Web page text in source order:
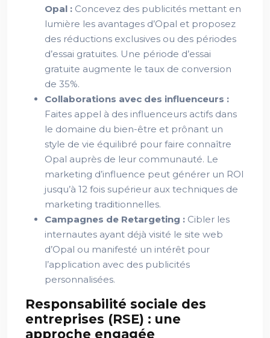
Opal : Concevez des publicités mettant en
lumière les avantages d’Opal et proposez
des réductions exclusives ou des périodes
d’essai gratuites. Une période d’essai
gratuite augmente le taux de conversion
de 35%.
Collaborations avec des influenceurs :
Faites appel à des influenceurs actifs dans
le domaine du bien-être et prônant un
style de vie équilibré pour faire connaître
Opal auprès de leur communauté. Le
marketing d’influence peut générer un ROI
jusqu’à 12 fois supérieur aux techniques de
marketing traditionnelles.
Campagnes de Retargeting : Cibler les
internautes ayant déjà visité le site web
d’Opal ou manifesté un intérêt pour
l’application avec des publicités
personnalisées.
Responsabilité sociale des
entreprises (RSE) : une
approche engagée